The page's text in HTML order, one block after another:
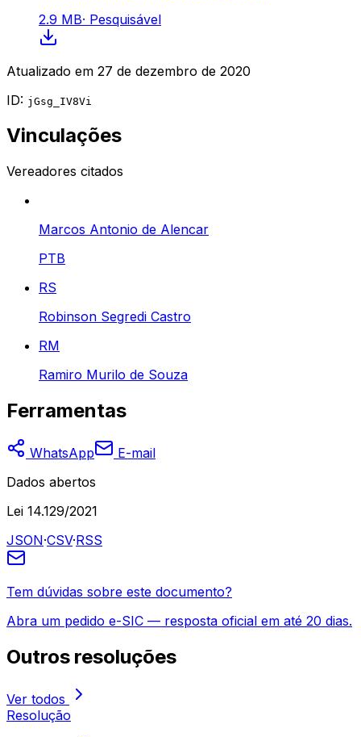
2.9 MB· Pesquisável
Atualizado em 27 de dezembro de 2020
ID: jGsg_IV8Vi
Vinculações
Vereadores citados
Marcos Antonio de Alencar
PTB
RS
Robinson Segredi Castro
RM
Ramiro Murilo de Souza
Ferramentas
WhatsApp
E-mail
Dados abertos
Lei 14.129/2021
JSON·CSV·RSS
Tem dúvidas sobre este documento?
Abra um pedido e-SIC — resposta oficial em até 20 dias.
Outros resoluções
Ver todos
Resolução